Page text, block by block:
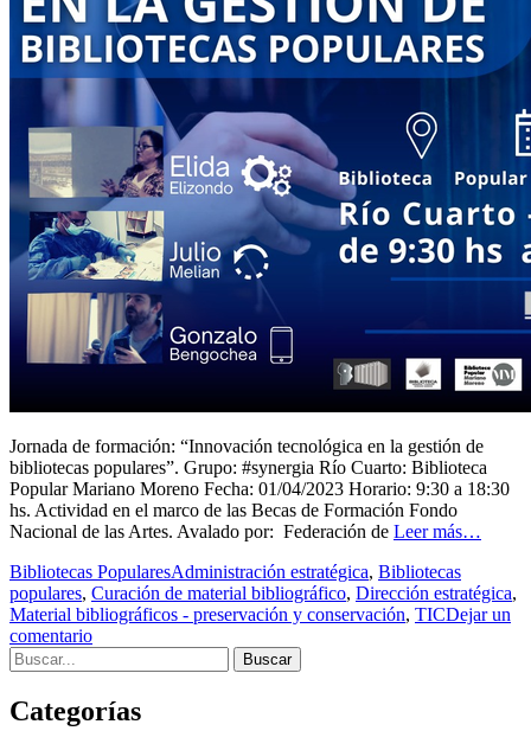
Jornada de formación: “Innovación tecnológica en la gestión de
bibliotecas populares”. Grupo: #synergia Río Cuarto: Biblioteca
Popular Mariano Moreno Fecha: 01/04/2023 Horario: 9:30 a 18:30
hs. Actividad en el marco de las Becas de Formación Fondo
Nacional de las Artes. Avalado por: Federación de Leer más…
Bibliotecas PopularesAdministración estratégica, Bibliotecas
populares, Curación de material bibliográfico, Dirección estratégica,
Material bibliográficos - preservación y conservación, TICDejar un
comentario
Buscar:
Categorías